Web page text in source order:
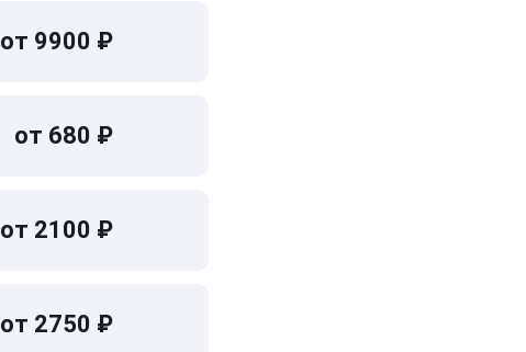
от 9900 ₽
от 680 ₽
от 2100 ₽
от 2750 ₽